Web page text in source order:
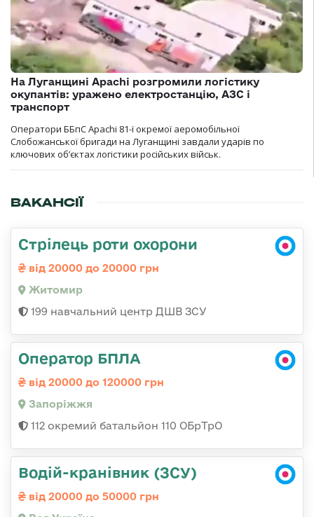
На Луганщині Apachi розгромили логістику
окупантів: уражено електростанцію, АЗС і
транспорт
Оператори ББпС Apachi 81-ї окремої аеромобільної
Слобожанської бригади на Луганщині завдали ударів по
ключових об’єктах логістики російських військ.
ВАКАНСІЇ
Стрілець роти охорони
від 20000 до 20000 грн
Житомир
199 навчальний центр ДШВ ЗСУ
Оператор БПЛА
від 20000 до 120000 грн
Запоріжжя
112 окремий батальйон 110 ОБрТрО
Водій-кранівник (ЗСУ)
від 20000 до 50000 грн